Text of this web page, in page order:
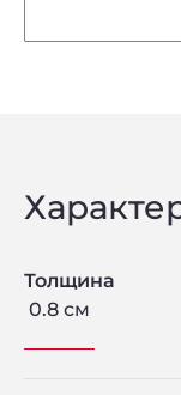
Толщина
0.8 см